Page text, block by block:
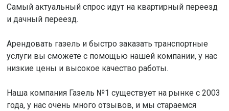
Самый актуальный спрос идут на квартирный переезд
и дачный переезд.
Арендовать газель и быстро заказать транспортные
услуги вы сможете с помощью нашей компании, у нас
низкие цены и высокое качество работы.
Наша компания Газель №1 существует на рынке с 2003
года, у нас очень много отзывов, и мы стараемся